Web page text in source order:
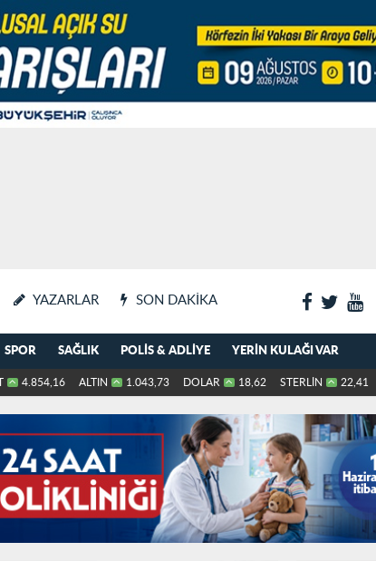
YAZARLAR SON DAKIKA
SPOR SAĞLIK POLIS & ADLIYE YERIN KULAĞI VAR
4.854,16 ALTIN 1.043,73 DOLAR 18,62 STERLİN 22,41